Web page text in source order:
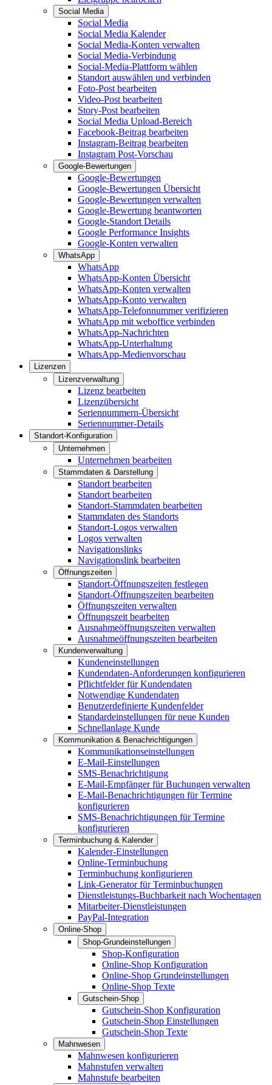
Social Media
Social Media
Social Media Kalender
Social Media-Konten verwalten
Social Media-Verbindung
Social-Media-Plattform wählen
Standort auswählen und verbinden
Foto-Post bearbeiten
Video-Post bearbeiten
Story-Post bearbeiten
Social Media Upload-Bereich
Facebook-Beitrag bearbeiten
Instagram-Beitrag bearbeiten
Instagram Post-Vorschau
Google-Bewertungen
Google-Bewertungen
Google-Bewertungen Übersicht
Google-Bewertungen verwalten
Google-Bewertung beantworten
Google-Standort Details
Google Performance Insights
Google-Konten verwalten
WhatsApp
WhatsApp
WhatsApp-Konten Übersicht
WhatsApp-Konten verwalten
WhatsApp-Konto verwalten
WhatsApp-Telefonnummer verifizieren
WhatsApp mit weboffice verbinden
WhatsApp-Nachrichten
WhatsApp-Unterhaltung
WhatsApp-Medienvorschau
Lizenzen
Lizenzverwaltung
Lizenz bearbeiten
Lizenzübersicht
Seriennummern-Übersicht
Seriennummer-Details
Standort-Konfiguration
Unternehmen
Unternehmen bearbeiten
Stammdaten & Darstellung
Standort bearbeiten
Standort bearbeiten
Standort-Stammdaten bearbeiten
Stammdaten des Standorts
Standort-Logos verwalten
Logos verwalten
Navigationslinks
Navigationslink bearbeiten
Öffnungszeiten
Standort-Öffnungszeiten festlegen
Standort-Öffnungszeiten bearbeiten
Öffnungszeiten verwalten
Öffnungszeit bearbeiten
Ausnahmeöffnungszeiten verwalten
Ausnahmeöffnungszeiten bearbeiten
Kundenverwaltung
Kundeneinstellungen
Kundendaten-Anforderungen konfigurieren
Pflichtfelder für Kundendaten
Notwendige Kundendaten
Benutzerdefinierte Kundenfelder
Standardeinstellungen für neue Kunden
Schnellanlage Kunde
Kommunikation & Benachrichtigungen
Kommunikationseinstellungen
E-Mail-Einstellungen
SMS-Benachrichtigung
E-Mail-Empfänger für Buchungen verwalten
E-Mail-Benachrichtigungen für Termine
konfigurieren
SMS-Benachrichtigungen für Termine
konfigurieren
Terminbuchung & Kalender
Kalender-Einstellungen
Online-Terminbuchung
Terminbuchung konfigurieren
Link-Generator für Terminbuchungen
Dienstleistungs-Buchbarkeit nach Wochentagen
Mitarbeiter-Dienstleistungen
PayPal-Integration
Online-Shop
Shop-Grundeinstellungen
Shop-Konfiguration
Online-Shop Konfiguration
Online-Shop Grundeinstellungen
Online-Shop Texte
Gutschein-Shop
Gutschein-Shop Konfiguration
Gutschein-Shop Einstellungen
Gutschein-Shop Texte
Mahnwesen
Mahnwesen konfigurieren
Mahnstufen verwalten
Mahnstufe bearbeiten